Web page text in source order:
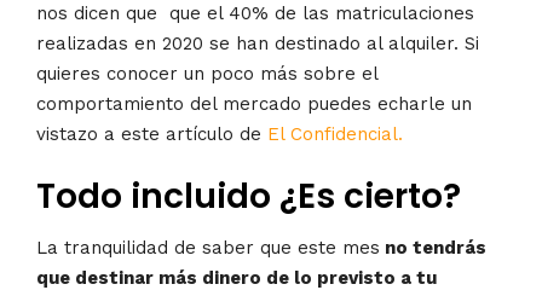
nos dicen que que el 40% de las matriculaciones
realizadas en 2020 se han destinado al alquiler. Si
quieres conocer un poco más sobre el
comportamiento del mercado puedes echarle un
vistazo a este artículo de El Confidencial.
Todo incluido ¿Es cierto?
La tranquilidad de saber que este mes no tendrás
que destinar más dinero de lo previsto a tu